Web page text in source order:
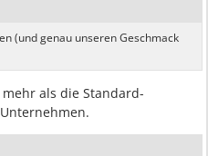
(und genau unseren Geschmack
als die Standard-